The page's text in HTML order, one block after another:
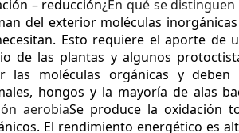
– reducción¿En qué se
del exterior moléculas inorgánicas
Esto requiere el aporte de
de las plantas y algunos
las moléculas orgánicas y
hongos y la mayoría de alas
aerobiaSe produce la oxidación
El rendimiento energético es